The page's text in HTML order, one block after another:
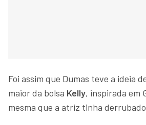
Foi assim que Dumas teve a ideia
maior da bolsa Kelly, inspirada em
mesma que a atriz tinha